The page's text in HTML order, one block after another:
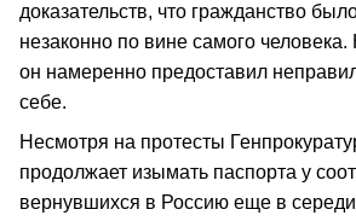
доказательств, что гражданство
незаконно по вине самого
он намеренно предоставил
себе.
Несмотря на протесты
продолжает изымать паспорта у
вернувшихся в Россию еще в